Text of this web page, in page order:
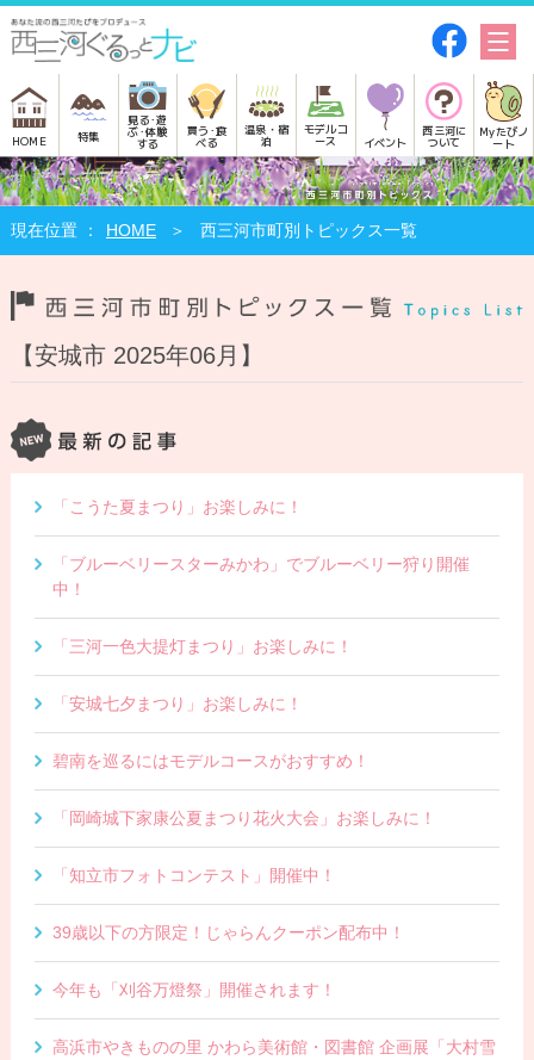
HOME 特集
見る･遊
ぶ･体験
する
買う･食
べる
温泉・宿
泊
モデルコ
ース イベント
西三河に
ついて
Myたびノ
ート
HOME 西三河市町別トピックス一覧
【安城市 2025年06月】
「こうた夏まつり」お楽しみに！
「ブルーベリースターみかわ」でブルーベリー狩り開催
中！
「三河一色大提灯まつり」お楽しみに！
「安城七夕まつり」お楽しみに！
碧南を巡るにはモデルコースがおすすめ！
「岡崎城下家康公夏まつり花火大会」お楽しみに！
「知立市フォトコンテスト」開催中！
39歳以下の方限定！じゃらんクーポン配布中！
今年も「刈谷万燈祭」開催されます！
高浜市やきものの里 かわら美術館・図書館 企画展「大村雪